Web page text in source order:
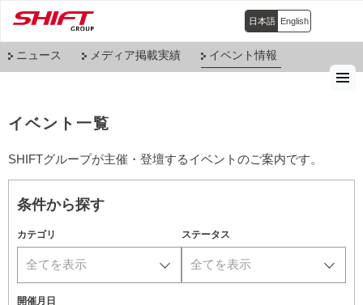
日本語 English
ニュース メディア掲載実績 イベント情報
イベント一覧
SHIFTグループが主催・登壇するイベントのご案内です。
条件から探す
カテゴリ
全てを表示
ステータス
全てを表示
開催月日